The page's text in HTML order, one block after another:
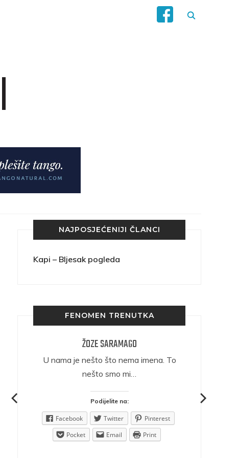
NAJPOSJEĆENIJI ČLANCI
Kapi – Bljesak pogleda
FENOMEN TRENUTKA
ŽOZE SARAMAGO
U nama je nešto što nema imena. To
nešto smo mi…
Podijelite na:
Facebook Twitter
Pinterest
Pocket
Email Print